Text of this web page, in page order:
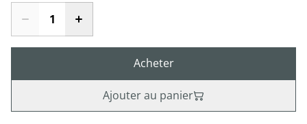
Acheter
Ajouter au panier